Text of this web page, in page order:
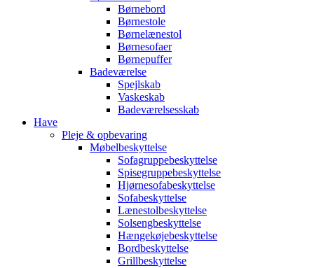
Børnebord
Børnestole
Børnelænestol
Børnesofaer
Børnepuffer
Badeværelse
Spejlskab
Vaskeskab
Badeværelsesskab
Have
Pleje & opbevaring
Møbelbeskyttelse
Sofagruppebeskyttelse
Spisegruppebeskyttelse
Hjørnesofabeskyttelse
Sofabeskyttelse
Lænestolbeskyttelse
Solsengbeskyttelse
Hængekøjebeskyttelse
Bordbeskyttelse
Grillbeskyttelse